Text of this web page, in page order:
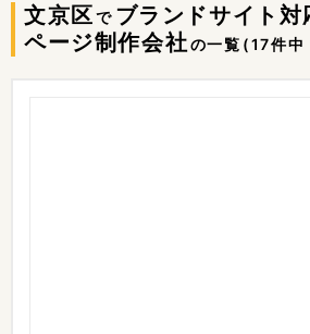
文京区 で ブランドサイト対
ページ制作会社の一覧 (17件中